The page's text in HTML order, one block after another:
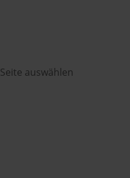
Seite auswählen